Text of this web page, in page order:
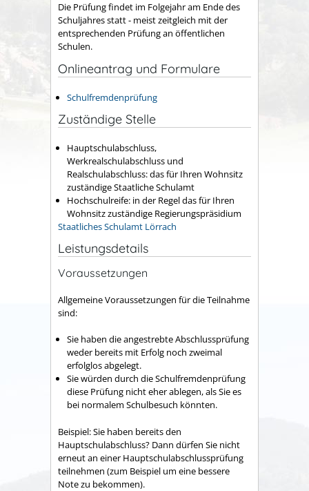
Die Prüfung findet im Folgejahr am Ende des
Schuljahres statt - meist zeitgleich mit der
entsprechenden Prüfung an öffentlichen
Schulen.
Onlineantrag und Formulare
Schulfremdenprüfung
Zuständige Stelle
Hauptschulabschluss,
Werkrealschulabschluss und
Realschulabschluss: das für Ihren Wohnsitz
zuständige Staatliche Schulamt
Hochschulreife: in der Regel das für Ihren
Wohnsitz zuständige Regierungspräsidium
Staatliches Schulamt Lörrach
Leistungsdetails
Voraussetzungen
Allgemeine Voraussetzungen für die Teilnahme
sind:
Sie haben die angestrebte Abschlussprüfung
weder bereits mit Erfolg noch zweimal
erfolglos abgelegt.
Sie würden durch die Schulfremdenprüfung
diese Prüfung nicht eher ablegen, als Sie es
bei normalem Schulbesuch könnten.
Beispiel:Sie haben bereits den
Hauptschulabschluss? Dann dürfen Sie nicht
erneut an einer Hauptschulabschlussprüfung
teilnehmen (zum Beispiel um eine bessere
Note zu bekommen).